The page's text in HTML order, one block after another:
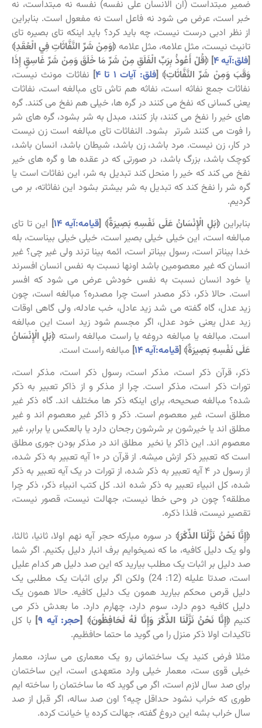
ضمیر مبتداست (ان الانسان علی نفسه) نفسه نه مبتداست، نه
خبر است، عرض می شود نه فاعل است نه مفعول است. بنابراین
از نظر ادبی درست نیست، چه باید کرد؟ باید اینکه تای بصیره تای
تانیث نیست، مثل علامه، مثل علامه ﴿وَمِنْ شَرِّ النَّفَّاثَاتِ فِي الْعُقَدِ﴾
[فلق:آیه ۴ ] ﴿قُلْ أَعُوذُ بِرَبِّ الْفَلَقِ مِنْ شَرِّ مَا خَلَقَ وَمِنْ شَرِّ غَاسِقٍ إِذَا
وَقَبَ وَمِنْ شَرِّ النَّفَّاثَاتِ﴾ [فلق: آیات ۱ تا ۴ ] نفاثات مونث نیست،
نفاثات جمع نفاثه است، نفاثه هم تاش تای مبالغه است، نفاثات
یعنی کسانی که نفخ می کنند در گره ها، خیلی هم نفخ می کنند. گره
های خیر را نفخ می کنند، باز کنند، مبدل به شر بشود، گره های شر
را فوت می کنند شرتر بشود. النفاثات تای مبالغه است زن نیست
در کار، زن نیست. مرد باشد، زن باشد، شیطان باشد، انسان باشد،
کوچک باشد، بزرگ باشد، در صورتی که در عقده ها و گره های خیر
نفخ می کند که خیر را منحل کند تبدیل به شر، این نفاثات است یا
گره شر را نفخ کند که تبدیل به شر بیشتر بشود این نفاثاته، بر می
گردیم.
بنابراین ﴿بَلِ الْإِنْسَانُ عَلَى نَفْسِهِ بَصِيرَةٌ﴾ [قیامه:آیه ۱۴ ] این تا تای
مبالغه است، این خیلی خیلی بصیر است، خیلی خیلی بیناست، بله
خدا بیناتر است، رسول بیناتر است، ائمه بینا ترند ولی غیر چی؟ غیر
انسان که غیر معصومین باشد اونها نسبت به نفس انسان افسرند
یا خود انسان نسبت به نفس خودش عرض می شود که افسر
است. حالا ذکر، ذکر مصدر است چرا مصدره؟ مبالغه است، چون
زید عدل، گاه گفته می شد زید عادل، خب عادله، ولی گاهی اوقات
زید عدل یعنی خود عدل، اگر مجسم شود زید است این مبالغه
است. مبالغه یا مبالغه دروغه یا راست مبالغه راسته ﴿بَلِ الْإِنْسَانُ
عَلَى نَفْسِهِ بَصِيرَةٌ﴾ [قیامه:آیه ۱۴ ] مبالغه راست است.
ذکر، قرآن ذکر است، مذکر است، رسول ذکر است، مذکر است،
تورات ذکر است، مذکر است. چرا از مذکر و از ذاکر تعبیر به ذکر
شده؟ مبالغه صحیحه، برای اینکه ذکر ها مختلف اند. گاه ذکر غیر
مطلق است، غیر معصوم است. ذکر و ذاکر غیر معصوم اند و غیر
مطلق اند یا خیرشون بر شرشون رجحان دارد یا بالعکس یا برابر، غیر
معصوم اند. این ذاکر یا نخیر مطلق اند در مذکر بودن جوری مطلق
است که تعبیر ذکر ازش میشه. از قرآن در ۱۰ آیه تعبیر به ذکر شده،
از رسول در ۴ آیه تعبیر به ذکر شده، از تورات در یک آیه تعبیر به ذکر
شده، کل انبیاء تعبیر به ذکر شده اند. کل کتب انبیاء ذکر، ذکر چرا
مطلقه؟ چون در وحی خطا نیست، جهالت نیست، قصور نیست،
تقصیر نیست، فلذا ذکره.
﴿إِنَّا نَحْنُ نَزَّلْنَا الذِّكْرَ﴾ در سوره مبارکه حجر آیه نهم اولا، ثانیا، ثالثا،
ولو یک دلیل کافیه، ما که نمیخوایم برف انبار دلیل بکنیم. اگر شما
صد دلیل بر اثبات یک مطلب بیارید که این صد دلیل هر کدام علیل
است، صدتا علیله (12: 24) ولکن اگر برای اثبات یک مطلبی یک
دلیل قرص محکم بیارید همون یک دلیل کافیه. حالا همون یک
دلیل کافیه دوم دارد، سوم دارد، چهارم دارد. ما بعدش ذکر می
کنیم ﴿إِنَّا نَحْنُ نَزَّلْنَا الذِّكْرَ وَإِنَّا لَهُ لَحَافِظُونَ﴾ [حجر: آیه ۹ ] با کل
تاکیدات اولا ذکر منزل را می گوید ما حتما حافظیم.
مثلا فرض کنید یک ساختمانی رو یک معماری می سازد، معمار
خیلی قوی ست، معمار خیلی وارد متعهدی است، این ساختمان
برای صد سال لازم است، اگر می گوید که ما ساختمان را ساخته ایم
طوری که خراب نشود حداقل چیه؟ اون صد ساله، اگر قبل از صد
سال خراب بشه این دروغ گفته، جهالت کرده یا خیانت کرده.